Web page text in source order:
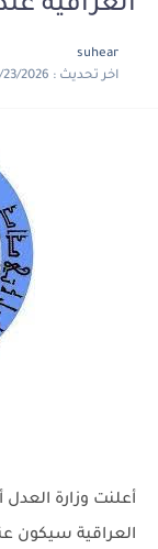
العراقية
suhear
اخر تحديث : 6/23/2026
أعلنت وزارة العدل
العراقية سيكون